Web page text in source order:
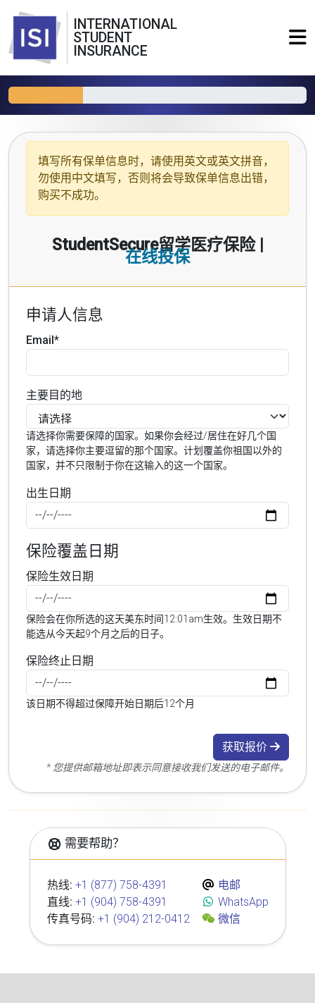
INTERNATIONAL
STUDENT
INSURANCE
填写所有保单信息时，请使用 英文或英文拼音，
勿使用中文填写，否则将会导致保单信息出错，
购买不成功。
StudentSecure留学医疗保险 |
在线投保
申请人信息
Email*
主要目的地
请选择你需要保障的国家。如果你会经过/居住在好几个国
家，请选择你主要逗留的那个国家。计划覆盖你祖国以外的
国家，并不只限制于你在这输入的这一个国家。
出生日期
保险覆盖日期
保险生效日期
保险会在你所选的这天美东时间12:01am生效。生效日期不
能选从今天起9个月之后的日子。
保险终止日期
该日期不得超过保障开始日期后12个月
获取报价
* 您提供邮箱地址即表示同意接收我们发送的电子邮件。
需要帮助？
热线: +1 (877) 758-4391
直线: +1 (904) 758-4391
传真号码: +1 (904) 212-0412
电邮
WhatsApp
微信